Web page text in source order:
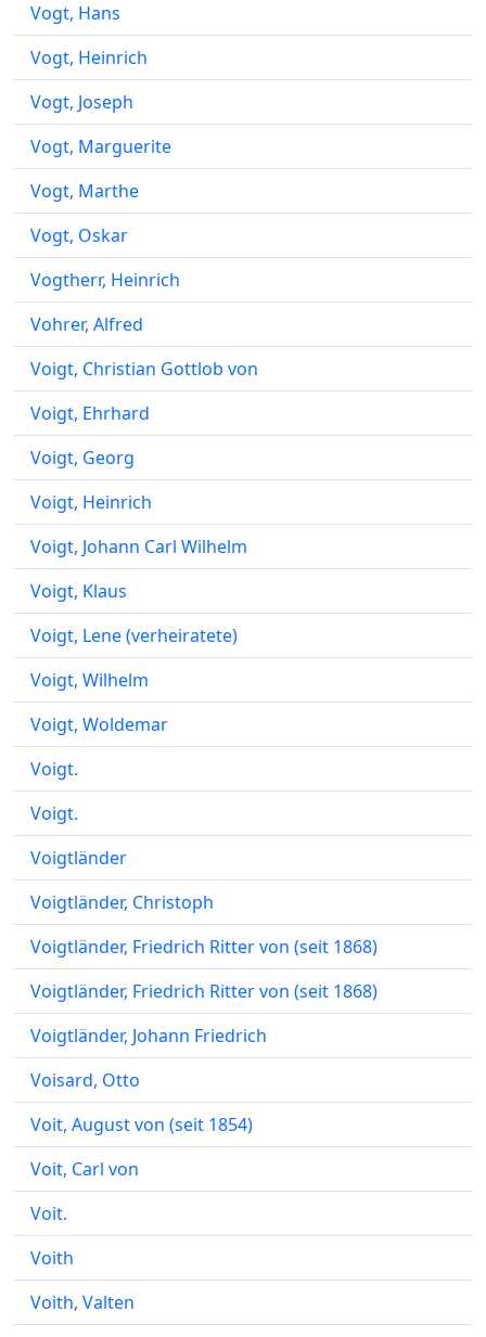
Vogt, Hans
Vogt, Heinrich
Vogt, Joseph
Vogt, Marguerite
Vogt, Marthe
Vogt, Oskar
Vogtherr, Heinrich
Vohrer, Alfred
Voigt, Christian Gottlob von
Voigt, Ehrhard
Voigt, Georg
Voigt, Heinrich
Voigt, Johann Carl Wilhelm
Voigt, Klaus
Voigt, Lene (verheiratete)
Voigt, Wilhelm
Voigt, Woldemar
Voigt.
Voigt.
Voigtländer
Voigtländer, Christoph
Voigtländer, Friedrich Ritter von (seit 1868)
Voigtländer, Friedrich Ritter von (seit 1868)
Voigtländer, Johann Friedrich
Voisard, Otto
Voit, August von (seit 1854)
Voit, Carl von
Voit.
Voith
Voith, Valten